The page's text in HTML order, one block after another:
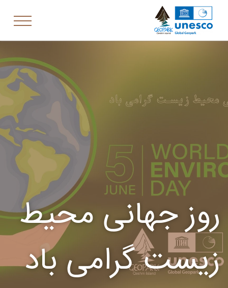
روز جهانی محیط
زیست گرامی باد